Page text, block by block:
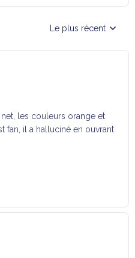
Le plus récent
les couleurs orange et
fan, il a halluciné en ouvrant